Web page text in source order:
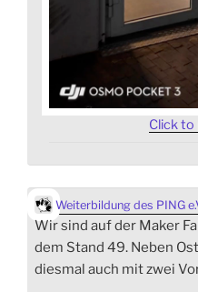
Click to
Weiterbildung des PING
Wir sind auf der Maker
dem Stand 49. Neben
diesmal auch mit zwei